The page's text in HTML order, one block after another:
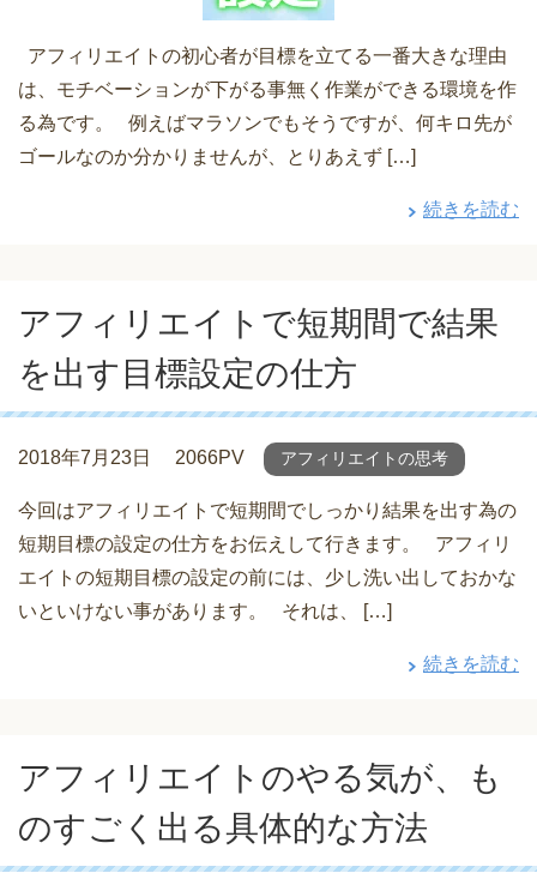
アフィリエイトの初心者が目標を立てる一番大きな理由
は、モチベーションが下がる事無く作業ができる環境を作
る為です。 例えばマラソンでもそうですが、何キロ先が
ゴールなのか分かりませんが、とりあえず […]
続きを読む
アフィリエイトで短期間で結果
を出す目標設定の仕方
2018年7月23日 2066PV アフィリエイトの思考
今回はアフィリエイトで短期間でしっかり結果を出す為の
短期目標の設定の仕方をお伝えして行きます。 アフィリ
エイトの短期目標の設定の前には、少し洗い出しておかな
いといけない事があります。 それは、 […]
続きを読む
アフィリエイトのやる気が、も
のすごく出る具体的な方法